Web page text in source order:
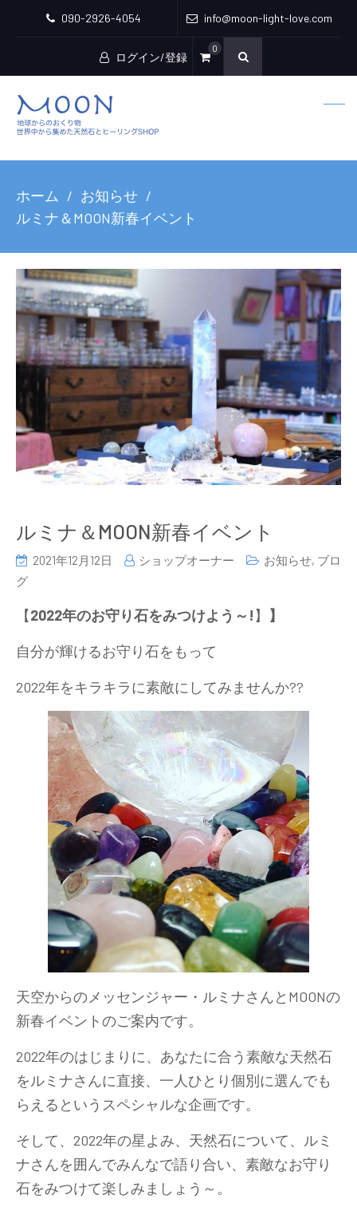
090-2926-4054 info@moon-light-love.com
ログイン/登録
0
ホーム
お知らせ
ルミナ＆MOON新春イベント
ルミナ＆MOON新春イベント
2021年12月12日 ショップオーナー お知らせ, ブロ
グ
【2022年のお守り石をみつけよう～!】 】
自分が輝けるお守り石をもって
2022年をキラキラに素敵にしてみませんか??
天空からのメッセンジャー・ルミナさんとMOONの
新春イベントのご案内です。
2022年のはじまりに、あなたに合う素敵な天然石
をルミナさんに直接、一人ひとり個別に選んでも
らえるというスペシャルな企画です。
そして、2022年の星よみ、天然石について、ルミ
ナさんを囲んでみんなで語り合い、素敵なお守り
石をみつけて楽しみましょう～。